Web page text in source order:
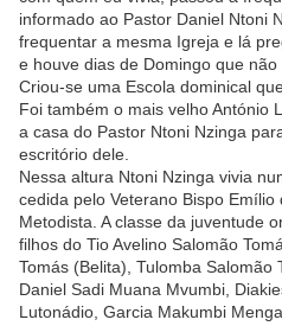
informado ao Pastor Daniel Ntoni
frequentar a mesma Igreja e lá
e houve dias de Domingo que
Criou-se uma Escola dominical
Foi também o mais velho António
a casa do Pastor Ntoni Nzinga
escritório dele.
Nessa altura Ntoni Nzinga vivia
cedida pelo Veterano Bispo Emílio
Metodista. A classe da juventude
filhos do Tio Avelino Salomão
Tomás (Belita), Tulomba Salomão
Daniel Sadi Muana Mvumbi,
Lutonádio, Garcia Makumbi